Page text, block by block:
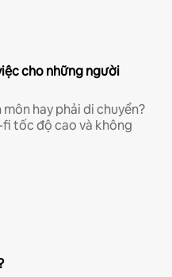
cho những người
hay phải di chuyển?
tốc độ cao và không